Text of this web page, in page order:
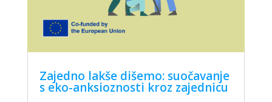
Zajedno lakše dišemo: suočavanje
s eko-anksioznosti kroz zajednicu